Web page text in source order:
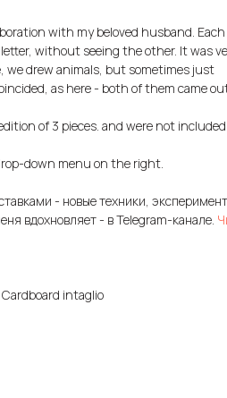
with my beloved husband.
without seeing the other. It was
drew animals, but sometimes just
as here - both of them came
of 3 pieces. and were not
down menu on the right.
- новые техники,
вдохновляет - в Telegram-канале.
Cardboard intaglio